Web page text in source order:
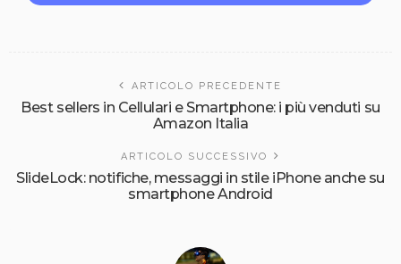
ARTICOLO PRECEDENTE
Best sellers in Cellulari e Smartphone: i più venduti su
Amazon Italia
ARTICOLO SUCCESSIVO
SlideLock: notifiche, messaggi in stile iPhone anche su
smartphone Android